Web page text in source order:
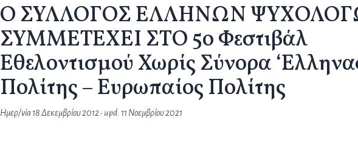
Ο ΣΥΛΛΟΓΟΣ ΕΛΛΗΝΩΝ
ΣΥΜΜΕΤΕΧΕΙ ΣΤΟ 5ο Φεστιβάλ
Εθελοντισμού Χωρίς Σύνορα
Πολίτης – Ευρωπαίος Πολίτης
Ημερ/νία18 Δεκεμβρίου 2012 • upd.11 Νοεμβρίου 2021